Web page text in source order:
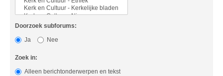
Doorzoek subforums:
Ja
Nee
Zoek in:
Alleen berichtonderwerpen en tekst